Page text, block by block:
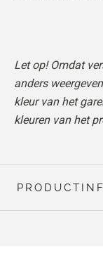
Let op! Omdat
anders
kleur van het
kleuren van het